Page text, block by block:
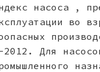
насоса ,
во
2012. Для